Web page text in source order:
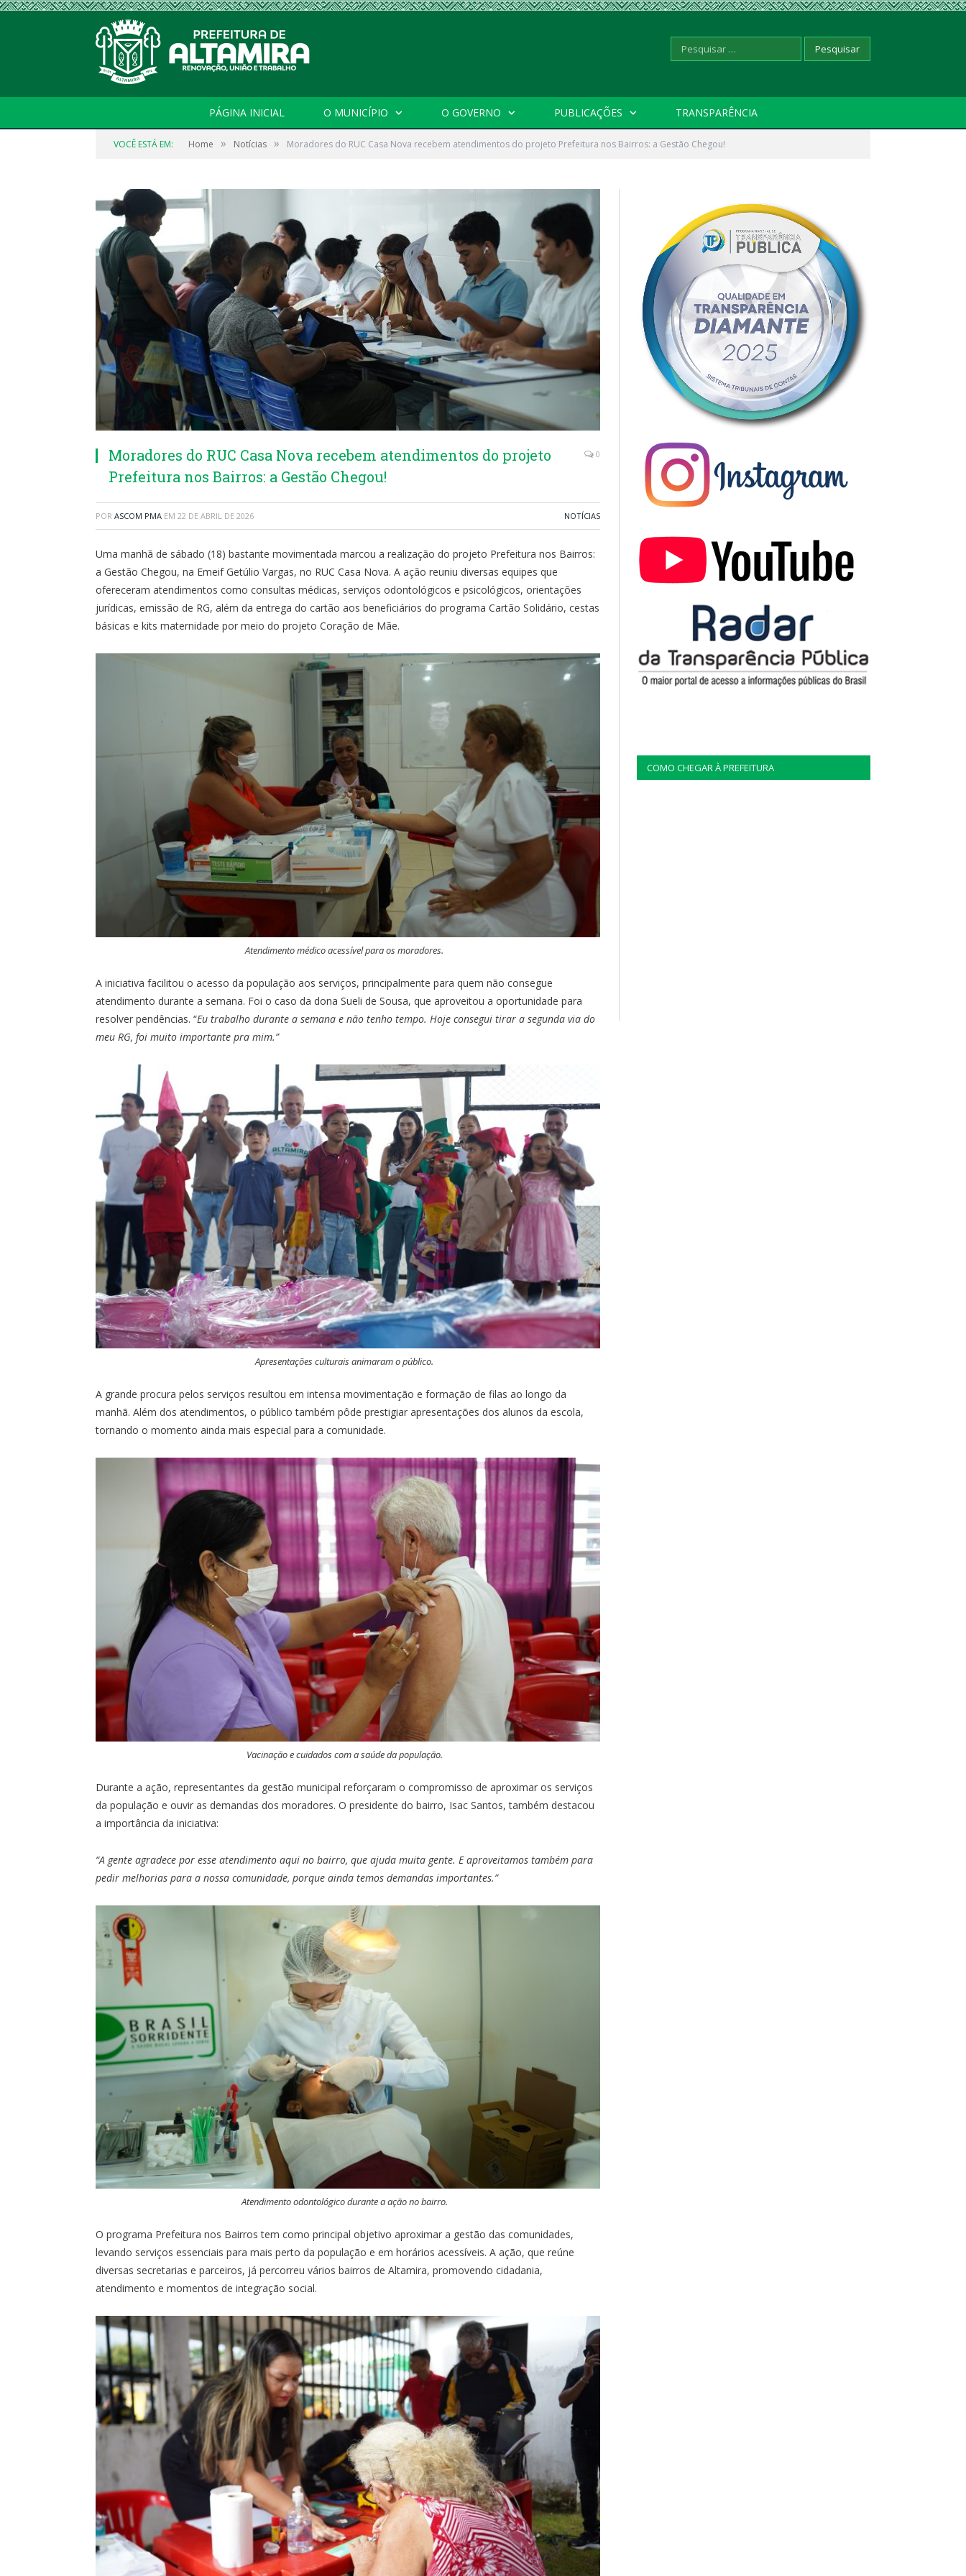
Pesquisar
por:
PÁGINA INICIAL O MUNICÍPIO O GOVERNO PUBLICAÇÕES TRANSPARÊNCIA
VOCÊ ESTÁ EM: Home » Notícias » Moradores do RUC Casa Nova recebem atendimentos do projeto Prefeitura nos Bairros: a Gestão Chegou!
Moradores do RUC Casa Nova recebem atendimentos do projeto
Prefeitura nos Bairros: a Gestão Chegou!
0
POR ASCOM PMA EM 22 DE ABRIL DE 2026 NOTÍCIAS
Uma manhã de sábado (18) bastante movimentada marcou a realização do projeto Prefeitura nos Bairros:
a Gestão Chegou, na Emeif Getúlio Vargas, no RUC Casa Nova. A ação reuniu diversas equipes que
ofereceram atendimentos como consultas médicas, serviços odontológicos e psicológicos, orientações
jurídicas, emissão de RG, além da entrega do cartão aos beneficiários do programa Cartão Solidário, cestas
básicas e kits maternidade por meio do projeto Coração de Mãe.
Atendimento médico acessível para os moradores.
A iniciativa facilitou o acesso da população aos serviços, principalmente para quem não consegue
atendimento durante a semana. Foi o caso da dona Sueli de Sousa, que aproveitou a oportunidade para
resolver pendências. “Eu trabalho durante a semana e não tenho tempo. Hoje consegui tirar a segunda via do
meu RG, foi muito importante pra mim.”
Apresentações culturais animaram o público.
A grande procura pelos serviços resultou em intensa movimentação e formação de filas ao longo da
manhã. Além dos atendimentos, o público também pôde prestigiar apresentações dos alunos da escola,
tornando o momento ainda mais especial para a comunidade.
Vacinação e cuidados com a saúde da população.
Durante a ação, representantes da gestão municipal reforçaram o compromisso de aproximar os serviços
da população e ouvir as demandas dos moradores. O presidente do bairro, Isac Santos, também destacou
a importância da iniciativa:
“A gente agradece por esse atendimento aqui no bairro, que ajuda muita gente. E aproveitamos também para
pedir melhorias para a nossa comunidade, porque ainda temos demandas importantes.”
Atendimento odontológico durante a ação no bairro.
O programa Prefeitura nos Bairros tem como principal objetivo aproximar a gestão das comunidades,
levando serviços essenciais para mais perto da população e em horários acessíveis. A ação, que reúne
diversas secretarias e parceiros, já percorreu vários bairros de Altamira, promovendo cidadania,
atendimento e momentos de integração social.
COMO CHEGAR À PREFEITURA